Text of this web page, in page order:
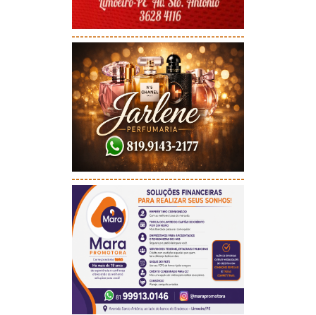
-----------------------------------------
-----------------------------------------